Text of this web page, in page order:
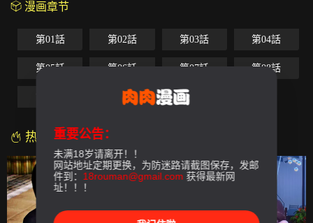
漫画章节
第01話 第02話 第03話 第04話
第05話 第06話 第07話 第08話
第10話 第11話-最終話
热门漫画重要公告：
未满18岁请离开！！
网站地址定期更换，为防迷路请截图保存，发邮
件到： 18rouman@gmail.com 获得最新网
址！！！